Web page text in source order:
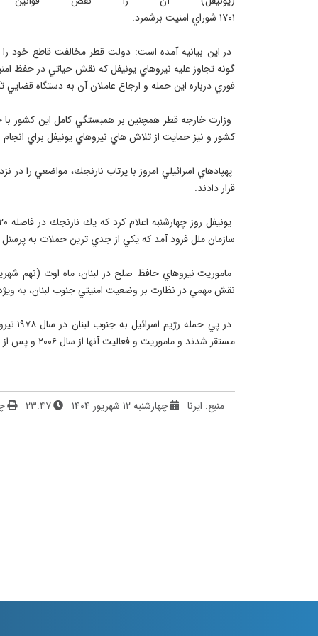
در اين بيانيه آمده است: دولت قطر مخالفت قاطع خود
گونه تجاوز عليه نيروهاي يونيفل كه نقش حياتي در حفظ
وزارت خارجه قطر همچنين بر همبستگي كامل اين كشور
پهپادهاي اسرائيلي امروز با پرتاب نارنجك، مواضعي را
ماموريت نيروهاي حافظ صلح در لبنان، ماه اوت (نهم
در پي
مستقر شدند و ماموريت و فعاليت آنها از سال ۲۰۰۶ و پس از جنگ ۳۳ روزه اسرائيل عليه حزب الله لبنان گسترش يافت.
منبع: ایرنا چهارشنبه ۱۲ شهریور ۱۴۰۴ ۲۳:۴۷